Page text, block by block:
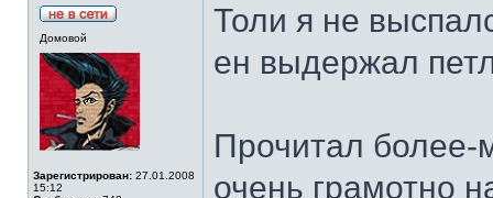
Домовой
Зарегистрирован: 27.01.2008
15:12
Толи я не
ен выдержал
Прочитал
очень грамотно